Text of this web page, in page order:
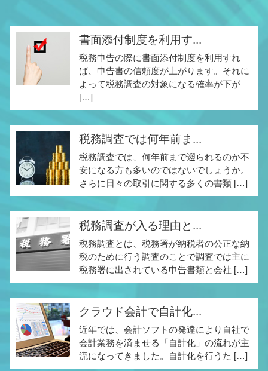
書面添付制度を利用す...
税務申告の際に書面添付制度を利用すれ
ば、申告書の信頼度が上がります。それに
よって税務調査の対象になる確率が下が
[…]
税務調査では何年前ま...
税務調査では、何年前まで遡られるのか不
安になる方も多いのではないでしょうか。
さらに日々の取引に関する多くの書類 […]
税務調査が入る理由と...
税務調査とは、税務署が納税者の公正な納
税のために行う調査のことで調査では主に
税務署に出されている申告書類と会社 […]
クラウド会計で自計化...
近年では、会計ソフトの発達により自社で
会計業務を済ませる「自計化」の流れが主
流になってきました。自計化を行うた […]